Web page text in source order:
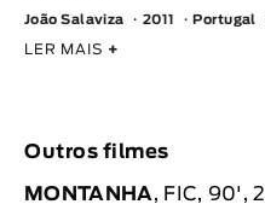
João Salaviza 2011 Portugal
LER MAIS +
Outros filmes
MONTANHA, FIC, 90',